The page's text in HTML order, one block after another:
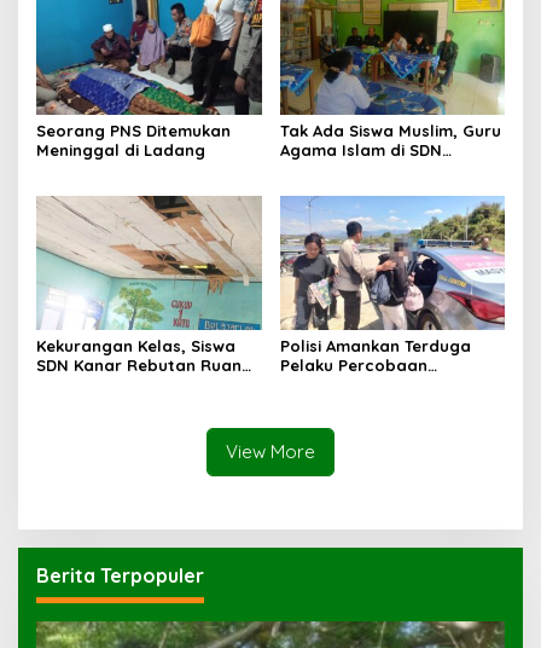
Seorang PNS Ditemukan
Meninggal di Ladang
Tak Ada Siswa Muslim, Guru
Agama Islam di SDN
Kekurangan Kelas, Siswa
SDN Kanar Rebutan Ruang
Polisi Amankan Terduga
Pelaku Percobaan
View More
Berita Terpopuler